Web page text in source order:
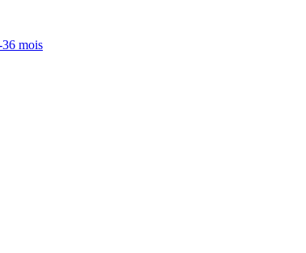
36 mois